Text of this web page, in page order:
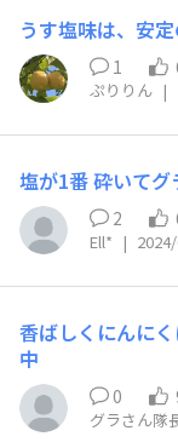
うす塩味は、安
1
ぷりりん |
塩が1番 砕いて
2
Ell* |
香ばしくにんに
中
0
グラさん隊